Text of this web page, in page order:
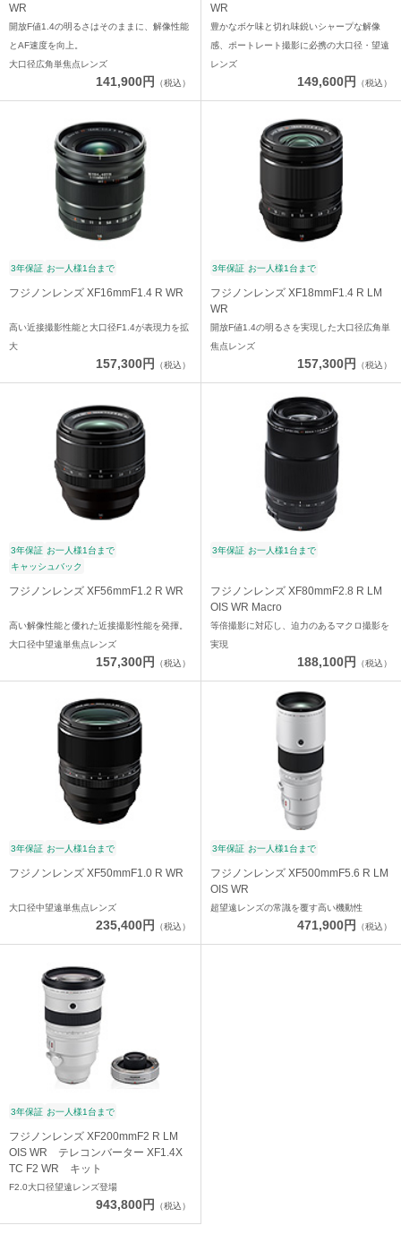
WR
開放F値1.4の明るさはそのままに、解像性能
とAF速度を向上。
大口径広角単焦点レンズ
141,900円 （税込）
WR
豊かなボケ味と切れ味鋭いシャープな解像
感、ポートレート撮影に必携の大口径・望遠
レンズ
149,600円 （税込）
3年保証 お一人様1台まで
フジノンレンズ XF16mmF1.4 R WR
高い近接撮影性能と大口径F1.4が表現力を拡
大
157,300円 （税込）
3年保証 お一人様1台まで
フジノンレンズ XF18mmF1.4 R LM
WR
開放F値1.4の明るさを実現した大口径広角単
焦点レンズ
157,300円 （税込）
3年保証 お一人様1台まで
キャッシュバック
フジノンレンズ XF56mmF1.2 R WR
高い解像性能と優れた近接撮影性能を発揮。
大口径中望遠単焦点レンズ
157,300円 （税込）
3年保証 お一人様1台まで
フジノンレンズ XF80mmF2.8 R LM
OIS WR Macro
等倍撮影に対応し、迫力のあるマクロ撮影を
実現
188,100円 （税込）
3年保証 お一人様1台まで
フジノンレンズ XF50mmF1.0 R WR
大口径中望遠単焦点レンズ
235,400円 （税込）
3年保証 お一人様1台まで
フジノンレンズ XF500mmF5.6 R LM
OIS WR
超望遠レンズの常識を覆す高い機動性
471,900円 （税込）
3年保証 お一人様1台まで
フジノンレンズ XF200mmF2 R LM
OIS WR テレコンバーター XF1.4X
TC F2 WR キット
F2.0大口径望遠レンズ登場
943,800円 （税込）